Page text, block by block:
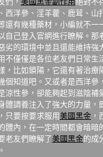
西洋參、淫羊藿、鹿茸、山
還有幾種藥材，小編就不一
自己登入官網進行瞭解。那
劣的環境中並且還能維持強
不僅僅是各位老友們日常生
，比如鎖陽，它還有著治療
個知道吧。又或者是西洋參
涼性參，卻能夠起到滋陰補
體調養注入了強大的力量，
只要按要求服用美國黑金，
體內，在一定時間都會暗暗
老友們瞭解了美國黑金的成